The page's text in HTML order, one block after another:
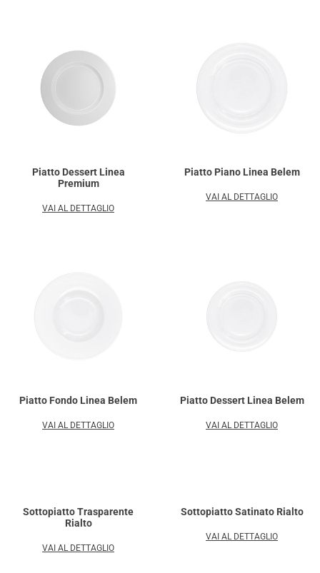
Piatto Dessert Linea
Premium
VAI AL DETTAGLIO
Piatto Piano Linea Belem
VAI AL DETTAGLIO
Piatto Fondo Linea Belem
VAI AL DETTAGLIO
Piatto Dessert Linea Belem
VAI AL DETTAGLIO
Sottopiatto Trasparente
Rialto
VAI AL DETTAGLIO
Sottopiatto Satinato Rialto
VAI AL DETTAGLIO